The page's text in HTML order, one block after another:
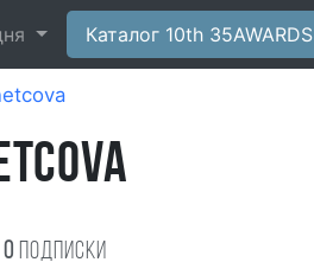
Каталог 10th 35AWARDS
0 подписки